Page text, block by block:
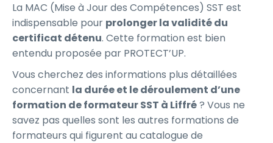
La MAC (Mise à Jour des Compétences) SST est
indispensable pour prolonger la validité du
certificat détenu. Cette formation est bien
entendu proposée par PROTECT’UP.
Vous cherchez des informations plus détaillées
concernant la durée et le déroulement d’une
formation de formateur SST à Liffré? Vous ne
savez pas quelles sont les autres formations de
formateurs qui figurent au catalogue de